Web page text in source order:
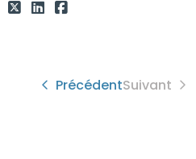
PrécédentSuivant